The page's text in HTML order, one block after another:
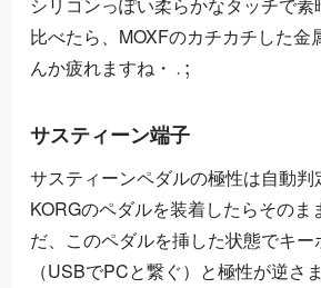
比べたら、MOXFのカチカチした金
んか疲れますね・
・・;
サスティーン端子
サスティーンペダルの極性は自動判
KORGのペダルを装着したらそのま
だ、このペダルを挿した状態でキー
（USBでPCと繋ぐ）と極性が逆さ